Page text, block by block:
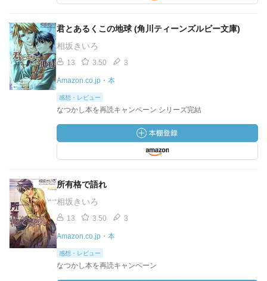
君とあるくこの地球 (角川ティーンズルビー文庫)
相坂きいろ
13 3.50 3
Amazon.co.jp・本
感想・レビュー
なつかし本を再読キャンペーン シリーズ完結
所有格で語れ
相坂きいろ
13 3.50 3
Amazon.co.jp・本
感想・レビュー
なつかし本を再読キャンペーン